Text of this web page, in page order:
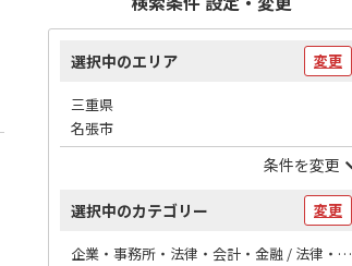
選択中のエリア 変更
三重県
名張市
条件を変更
選択中のカテゴリー 変更
企業・事務所・法律・会計・金融 / 法律・会計